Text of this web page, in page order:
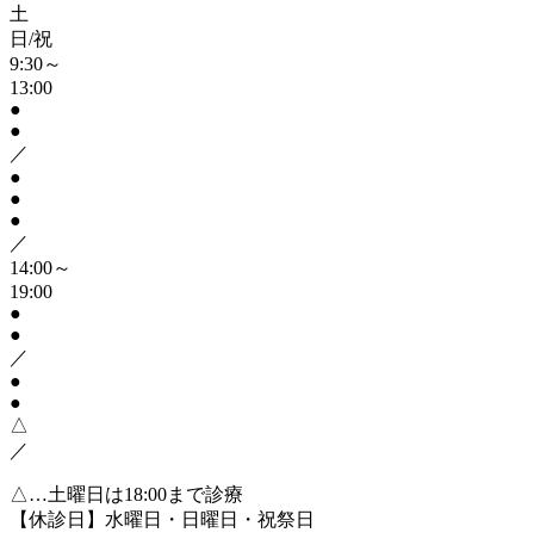
土
日/祝
9:30～
13:00
●
●
／
●
●
●
／
14:00～
19:00
●
●
／
●
●
△
／
△…土曜日は18:00まで診療
【休診日】水曜日・日曜日・祝祭日